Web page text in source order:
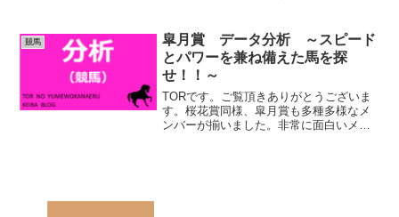
ですけど、有馬記念の日が最終回なんで
すかね？。今年の有馬記念デ...
競馬
皐月賞 データ分析 ～スピード
とパワーを兼ね備えた馬を探
せ！！～
TORです。ご覧頂きありがとうございま
す。桜花賞同様、皐月賞も多種多様なメ
ンバーが揃いました。非常に面白いメン